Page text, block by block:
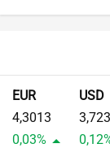
EUR
4,3013
0,03%
USD